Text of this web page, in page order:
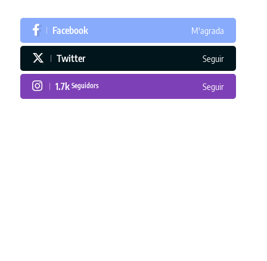
Facebook M'agrada
Twitter Seguir
1.7k Seguidors Seguir